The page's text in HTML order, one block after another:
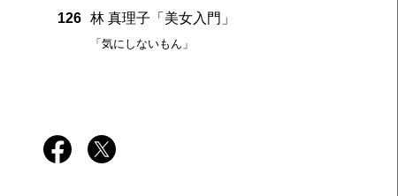
126 林 真理子「美女入門」
「気にしないもん」